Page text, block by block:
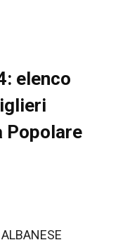
elenco
Popolare